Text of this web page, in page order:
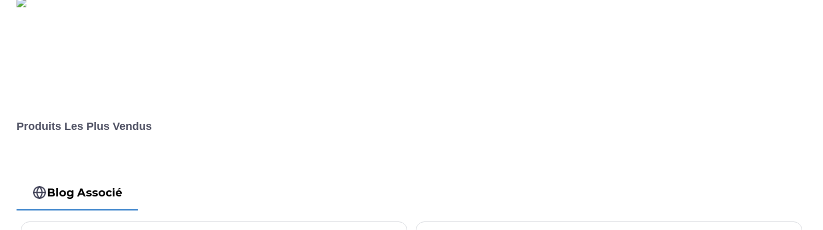
Produits Les Plus Vendus
Blog Associé